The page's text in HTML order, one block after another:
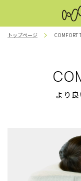
トップページ COMFORT
より